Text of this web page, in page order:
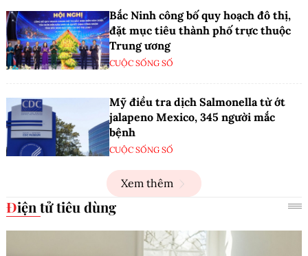
Bắc Ninh công bố quy hoạch đô thị,
đặt mục tiêu thành phố trực thuộc
Trung ương
CUỘC SỐNG SỐ
Mỹ điều tra dịch Salmonella từ ớt
jalapeno Mexico, 345 người mắc
bệnh
CUỘC SỐNG SỐ
Xem thêm
Điện tử tiêu dùng